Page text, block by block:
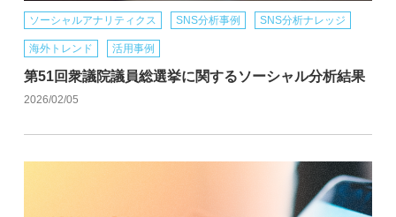
ソーシャルアナリティクス SNS分析事例 SNS分析ナレッジ
海外トレンド 活用事例
第51回衆議院議員総選挙に関するソーシャル分析結果
2026/02/05